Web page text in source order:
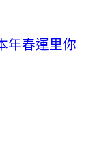
年春運里你